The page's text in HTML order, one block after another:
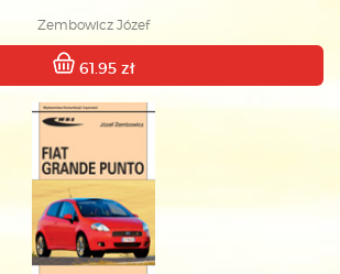
Zembowicz Józef
61.95 zł